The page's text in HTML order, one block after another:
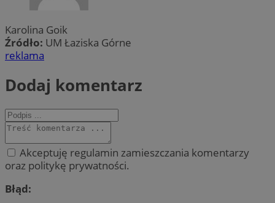
Karolina Goik
Źródło: UM Łaziska Górne
reklama
Dodaj komentarz
Akceptuję regulamin zamieszczania komentarzy
oraz politykę prywatności.
Błąd: